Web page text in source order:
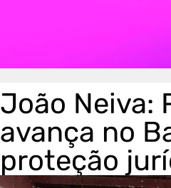
João Neiva:
avança no
proteção